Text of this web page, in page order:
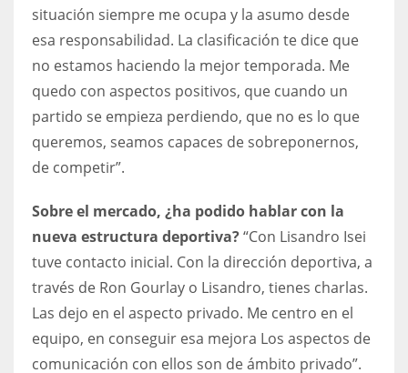
situación siempre me ocupa y la asumo desde
esa responsabilidad. La clasificación te dice que
no estamos haciendo la mejor temporada. Me
quedo con aspectos positivos, que cuando un
partido se empieza perdiendo, que no es lo que
queremos, seamos capaces de sobreponernos,
de competir”.
Sobre el mercado, ¿ha podido hablar con la
nueva estructura deportiva?“Con Lisandro Isei
tuve contacto inicial. Con la dirección deportiva, a
través de Ron Gourlay o Lisandro, tienes charlas.
Las dejo en el aspecto privado. Me centro en el
equipo, en conseguir esa mejora Los aspectos de
comunicación con ellos son de ámbito privado”.